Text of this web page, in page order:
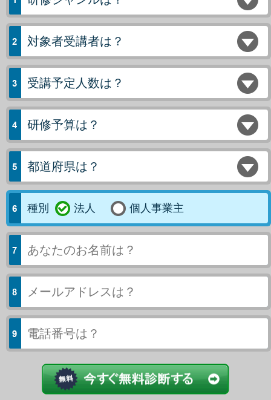
対象者受講者は？
受講予定人数は？
研修予算は？
都道府県は？
種別 法人 個人事業主